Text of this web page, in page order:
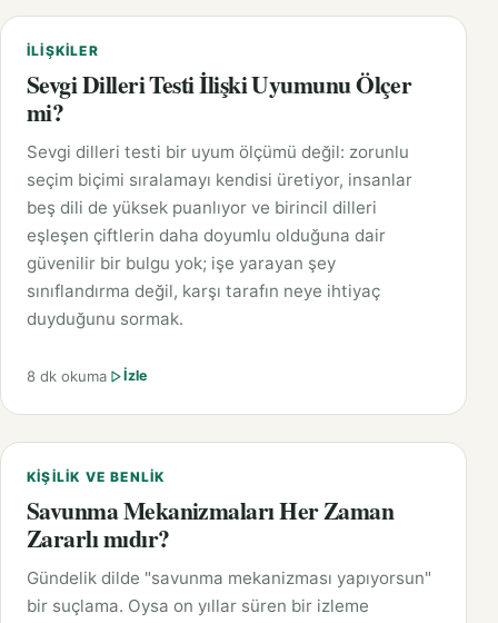
İLIŞKILER
Sevgi Dilleri Testi İlişki Uyumunu Ölçer
mi?
Sevgi dilleri testi bir uyum ölçümü değil: zorunlu
seçim biçimi sıralamayı kendisi üretiyor, insanlar
beş dili de yüksek puanlıyor ve birincil dilleri
eşleşen çiftlerin daha doyumlu olduğuna dair
güvenilir bir bulgu yok; işe yarayan şey
sınıflandırma değil, karşı tarafın neye ihtiyaç
duyduğunu sormak.
8 dk okuma İzle
KIŞILIK VE BENLIK
Savunma Mekanizmaları Her Zaman
Zararlı mıdır?
Gündelik dilde "savunma mekanizması yapıyorsun"
bir suçlama. Oysa on yıllar süren bir izleme